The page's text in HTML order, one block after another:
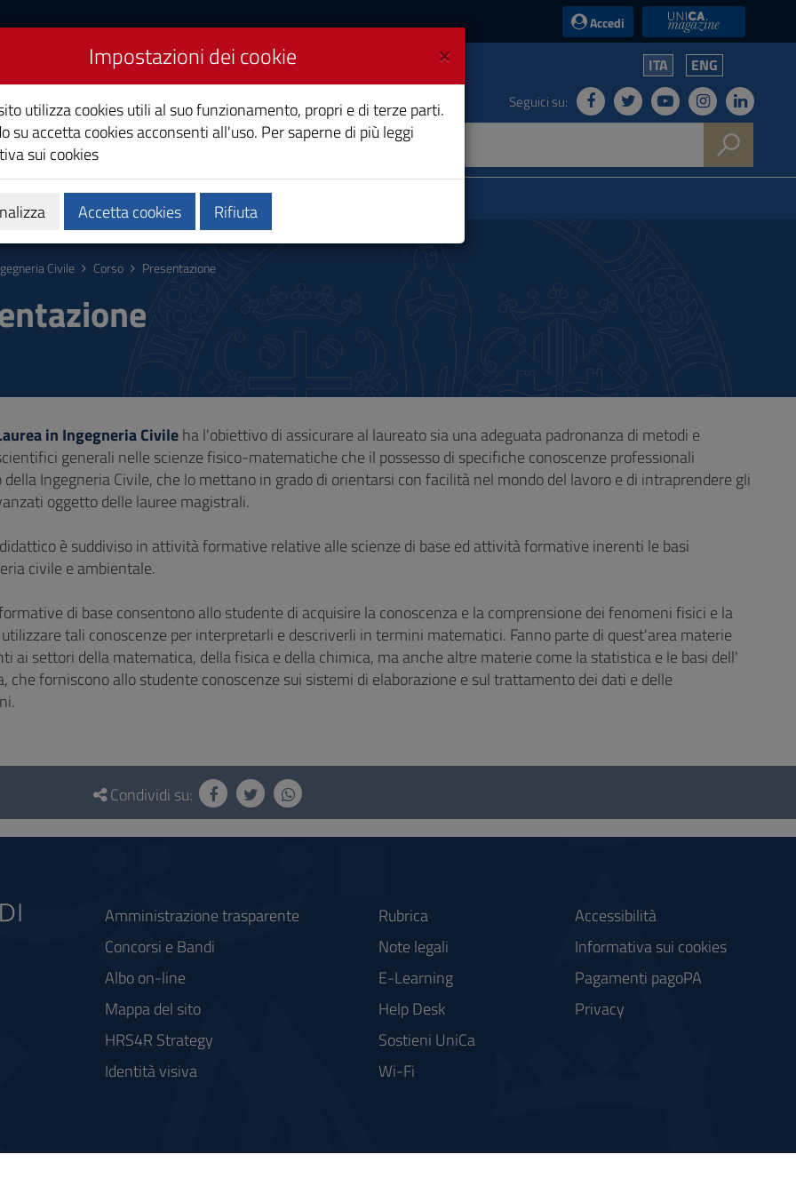
Accedi UniCA News
ITA ENG
Seguici su:
Calendari e orari Qualità e miglioramento
Civile Corso Presentazione
in Ingegneria Civileha l'obiettivo di assicurare al laureato sia una adeguata padronanza di metodi e
generali nelle scienze fisico-matematiche che il possesso di specifiche conoscenze professionali
Ingegneria Civile, che lo mettano in grado di orientarsi con facilità nel mondo del lavoro e di intraprendere gli
oggetto delle lauree magistrali.
è suddiviso in attività formative relative alle scienze di base ed attività formative inerenti le basi
civile e ambientale.
di base consentono allo studente di acquisire la conoscenza e la comprensione dei fenomeni fisici e la
tali conoscenze per interpretarli e descriverli in termini matematici. Fanno parte di quest'area materie
ai settori della matematica, della fisica e della chimica, ma anche altre materie come la statistica e le basi dell'
che forniscono allo studente conoscenze sui sistemi di elaborazione e sul trattamento dei dati e delle
Condividi su:
Amministrazione trasparente
Concorsi e Bandi
Albo on-line
Mappa del sito
HRS4R Strategy
Identità visiva
Rubrica
Note legali
E-Learning
Help Desk
Sostieni UniCa
Wi-Fi
Accessibilità
Informativa sui cookies
Pagamenti pagoPA
Privacy
×
Impostazioni dei cookie
utilizza cookies utili al suo funzionamento, propri e di terze parti.
su accetta cookies acconsenti all'uso. Per saperne di più leggi
sui cookies
Accetta cookies Rifiuta